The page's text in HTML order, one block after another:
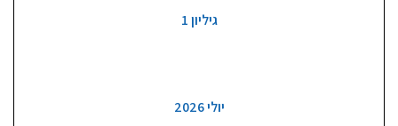
גיליון 1
יולי 2026